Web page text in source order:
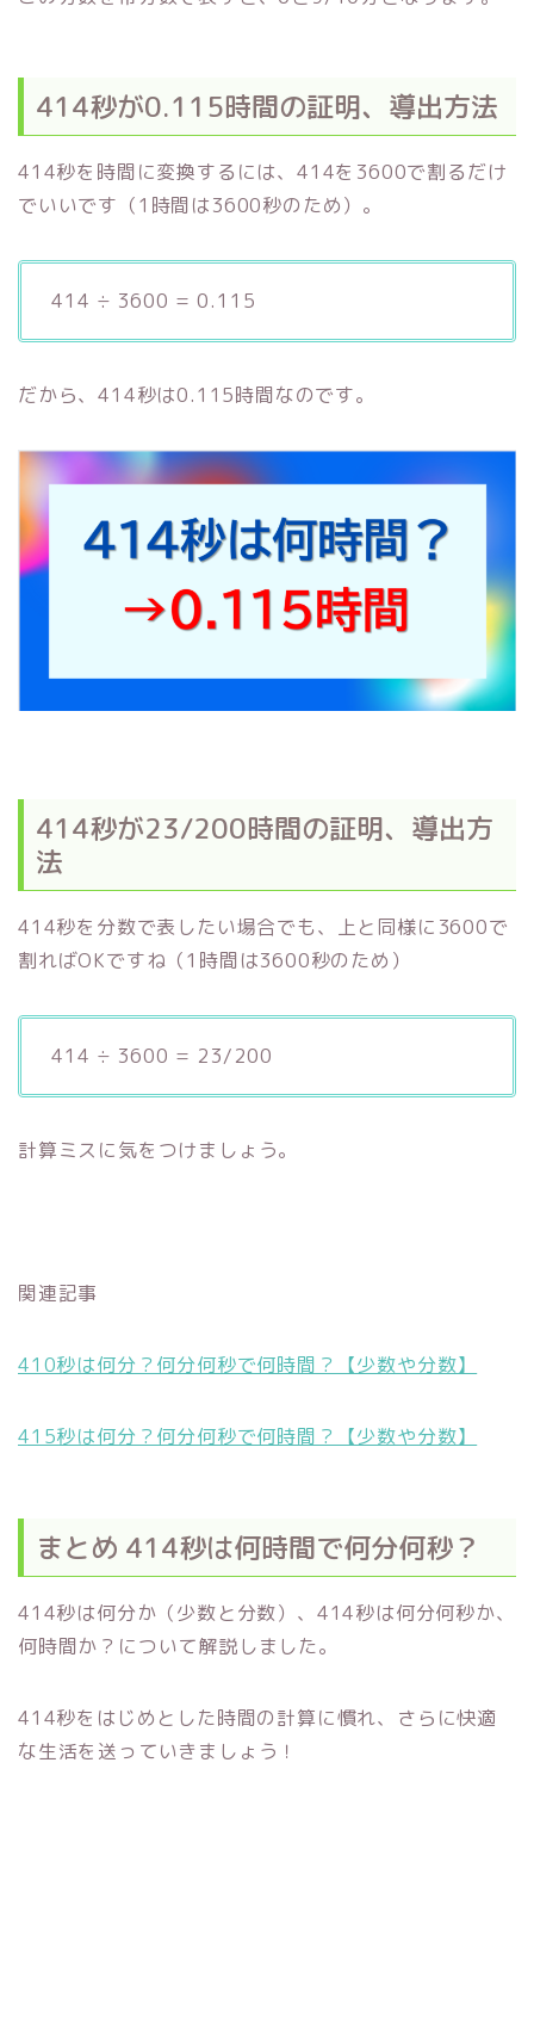
414秒が0.115時間の証明、導出方法
414秒を時間に変換するには、414を3600で割るだけ
でいいです（1時間は3600秒のため）。
414 ÷ 3600 = 0.115
だから、414秒は0.115時間なのです。
414秒が23/200時間の証明、導出方
法
414秒を分数で表したい場合でも、上と同様に3600で
割ればOKですね（1時間は3600秒のため）
414 ÷ 3600 = 23/200
計算ミスに気をつけましょう。
関連記事
410秒は何分？何分何秒で何時間？【少数や分数】
415秒は何分？何分何秒で何時間？【少数や分数】
まとめ 414秒は何時間で何分何秒？
414秒は何分か（少数と分数）、414秒は何分何秒か、
何時間か？について解説しました。
414秒をはじめとした時間の計算に慣れ、さらに快適
な生活を送っていきましょう！